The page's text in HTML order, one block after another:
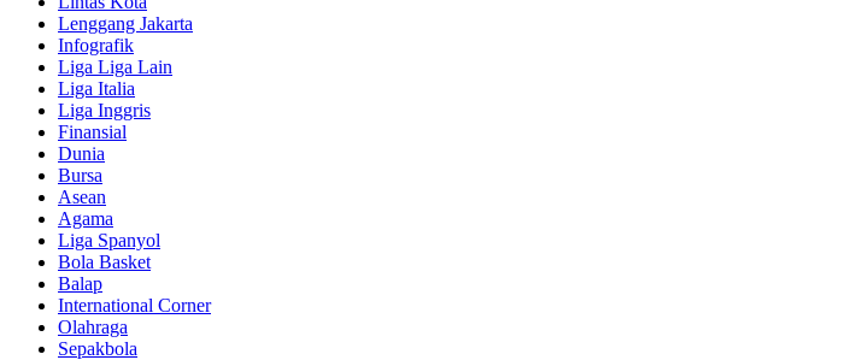
Lenggang Jakarta
Infografik
Liga Liga Lain
Liga Italia
Liga Inggris
Finansial
Dunia
Bursa
Asean
Agama
Liga Spanyol
Bola Basket
Balap
International Corner
Olahraga
Sepakbola